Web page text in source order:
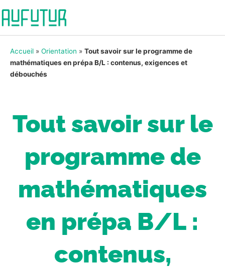
Accueil » Orientation » Tout savoir sur le programme de
mathématiques en prépa B/L : contenus, exigences et
débouchés
Tout savoir sur le
programme de
mathématiques
en prépa B/L :
contenus,